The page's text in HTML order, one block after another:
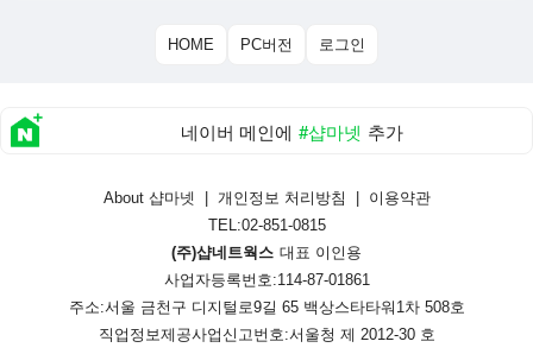
HOME PC버전 로그인
네이버 메인에 #샵마넷 추가
About 샵마넷 개인정보 처리방침
이용약관
TEL:02-851-0815
(주)샵네트웍스 대표 이인용
사업자등록번호:114-87-01861
주소:서울 금천구 디지털로9길 65 백상스타타워1차 508호
직업정보제공사업신고번호:서울청 제 2012-30 호